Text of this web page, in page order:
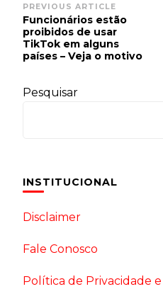
Post
Navigation
PREVIOUS ARTICLE
Funcionários estão
proibidos de usar
TikTok em alguns
países – Veja o motivo
Pesquisar
INSTITUCIONAL
Disclaimer
Fale Conosco
Política de Privacidade e